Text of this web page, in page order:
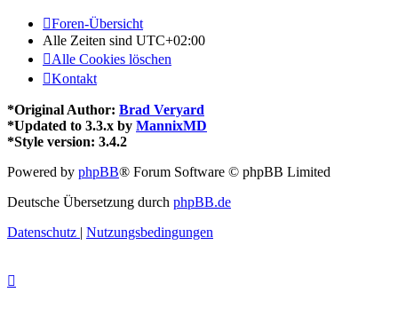
Foren-Übersicht
Alle Zeiten sind UTC+02:00
Alle Cookies löschen
Kontakt
*Original Author: Brad Veryard
*Updated to 3.3.x by MannixMD
*Style version: 3.4.2
Powered by phpBB® Forum Software © phpBB Limited
Deutsche Übersetzung durch phpBB.de
Datenschutz | Nutzungsbedingungen